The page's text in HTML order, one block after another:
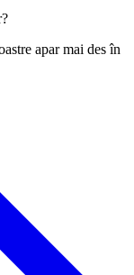
apar mai des în